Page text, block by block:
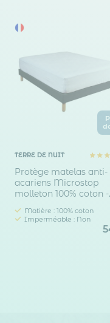
TERRE DE NUIT
Protège matelas anti-
acariens Microstop
molleton 100% coton -
Matière : 100% coton
Imperméable : Non